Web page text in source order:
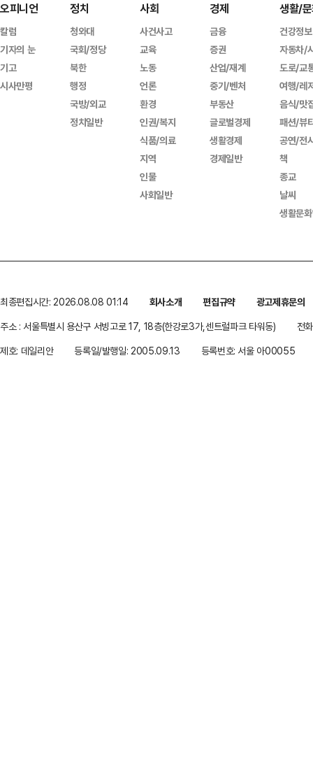
오피니언
칼럼
기자의 눈
기고
시사만평
정치
청와대
국회/정당
북한
행정
국방/외교
정치일반
사회
사건사고
교육
노동
언론
환경
인권/복지
식품/의료
지역
인물
사회일반
경제
금융
증권
산업/재계
중기/벤처
부동산
글로벌경제
생활경제
경제일반
생활/
건강정보
자동차/
도로/교
여행/레
음식/맛
패션/뷰
공연/전
책
종교
날씨
생활문
최종편집시간: 2026.08.08 01:14 회사소개 편집규약
광고제휴문의
주소 : 서울특별시 용산구 서빙고로 17, 18층(한강로3가,센트럴파크 타워동)
전
제호: 데일리안
등록일/발행일: 2005.09.13 등록번호: 서울 아00055